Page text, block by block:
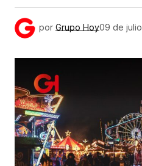
por Grupo Hoy09 de julio